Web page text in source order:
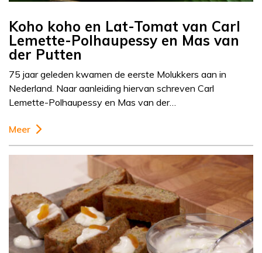
Koho koho en Lat-Tomat van Carl
Lemette-Polhaupessy en Mas van
der Putten
75 jaar geleden kwamen de eerste Molukkers aan in
Nederland. Naar aanleiding hiervan schreven Carl
Lemette-Polhaupessy en Mas van der…
Meer